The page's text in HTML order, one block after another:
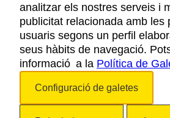
AVÍS LEGAL
POLÍTICA DE
COOKIES
ACCESSIBILITAT
analitzar els nostres serveis i
publicitat relacionada amb les
usuaris segons un perfil
seus hàbits de navegació.
informació a la Política de
Configuració de galetes